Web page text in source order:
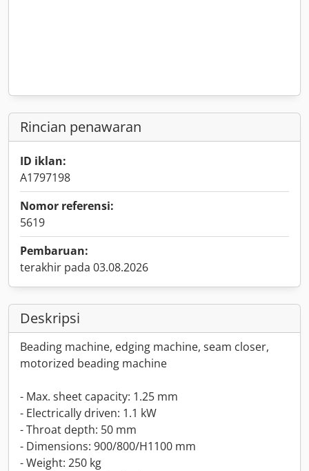
Rincian penawaran
ID iklan:
A1797198
Nomor referensi:
5619
Pembaruan:
terakhir pada 03.08.2026
Deskripsi
Beading machine, edging machine, seam closer,
motorized beading machine
- Max. sheet capacity: 1.25 mm
- Electrically driven: 1.1 kW
- Throat depth: 50 mm
- Dimensions: 900/800/H1100 mm
- Weight: 250 kg